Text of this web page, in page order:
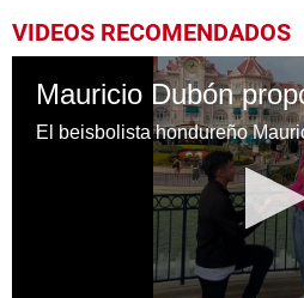
VIDEOS RECOMENDADOS